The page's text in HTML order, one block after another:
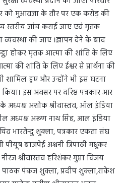
को मुआवजा के तौर पर एक करोड़ की
स्तरीय जांच कराई जाए एवं मृतक
व्यवस्था की जाए ।ज्ञापन देने के बाद
होकर मृतक आत्मा की शांति के लिए
की शांति के लिए ईश्वर से प्रार्थना की
शामिल हुए और उन्होंने भी इस घटना
इस अवसर पर वरिष्ठ पत्रकार आर
अध्यक्ष अशोक श्रीवास्तव, ऑल इंडिया
अध्यक्ष अरूण नाथ सिंह, आल इंडिया
भारतेन्दु शुक्ला, पत्रकार एकता संघ
बाजपेई अश्वनी त्रिपाठी मधुकर
श्रीवास्तव हरिशंकर गुप्ता विजय
पाठक पंकज शुक्ला, प्रदीप शुक्ला,राकेश